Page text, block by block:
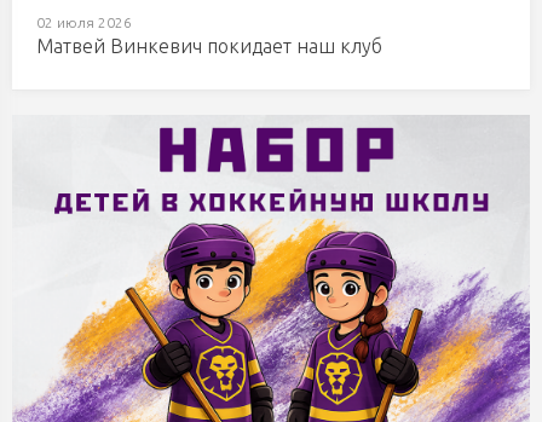
02 июля 2026
Матвей Винкевич покидает наш клуб